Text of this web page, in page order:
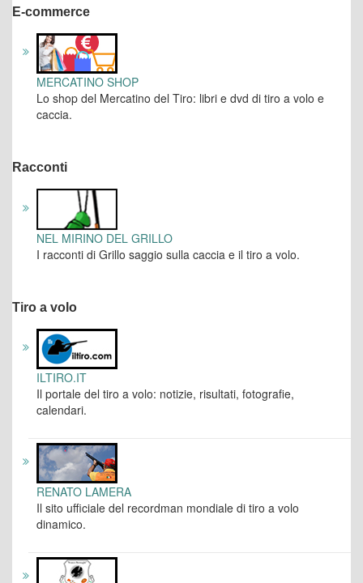
E-commerce
MERCATINO SHOP
Lo shop del Mercatino del Tiro: libri e dvd di tiro a volo e
caccia.
Racconti
NEL MIRINO DEL GRILLO
I racconti di Grillo saggio sulla caccia e il tiro a volo.
Tiro a volo
ILTIRO.IT
Il portale del tiro a volo: notizie, risultati, fotografie,
calendari.
RENATO LAMERA
Il sito ufficiale del recordman mondiale di tiro a volo
dinamico.